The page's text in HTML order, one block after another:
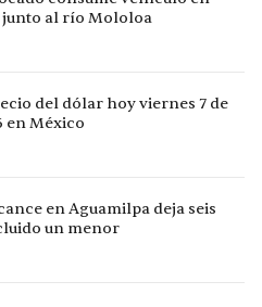
al río Mololoa
del dólar hoy viernes 7 de
en México
en Aguamilpa deja seis
un menor